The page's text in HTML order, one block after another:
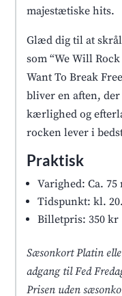
majestætiske hits.
Glæd dig til at
som “We Will
Want To Break
bliver en aften,
kærlighed og
rocken lever i
Praktisk
Varighed: Ca.
Tidspunkt: kl.
Billetpris: 350 kr
Sæsonkort Platin
adgang til Fed
Prisen uden